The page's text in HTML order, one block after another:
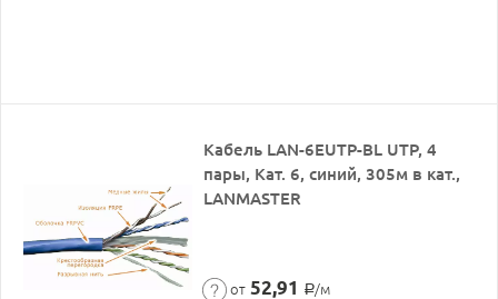
Кабель LAN-6EUTP-BL UTP, 4
пары, Кат. 6, синий, 305м в кат.,
LANMASTER
от 52,91 Р/м